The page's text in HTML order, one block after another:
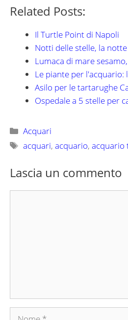
Related Posts:
Il Turtle Point di Napoli
Notti delle stelle, la
Lumaca di mare
Le piante per l'acquario:
Asilo per le tartarughe
Ospedale a 5 stelle per
Categorie
Acquari
Tag
acquari,acquario,acquario
Lascia un commento